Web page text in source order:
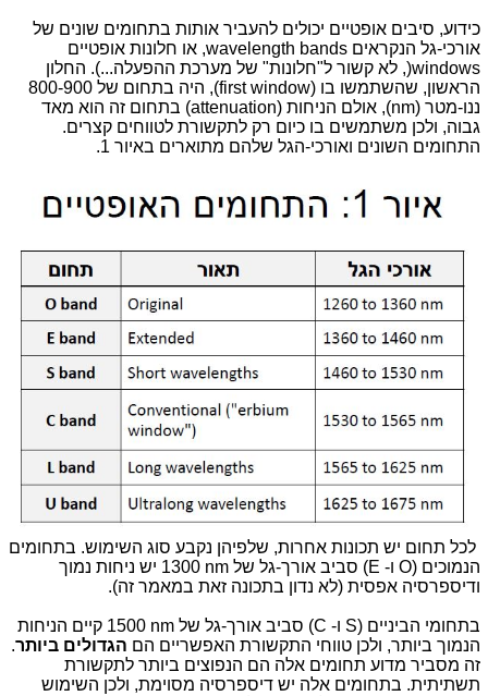
כידוע, סיבים אופטיים יכולים להעביר אותות בתחומים שונים של
אורכי-גל הנקראים wavelength bands, או חלונות אופטיים
windows
), לא קשור ל"חלונות" של מערכת ההפעלה...). החלון
הראשון, שהשתמשו בו (first window)
, היה בתחום של 800-900
ננו-מטר (nm), אולם הניחות (attenuation) בתחום זה הוא מאד
גבוה, ולכן משתמשים בו כיום רק לתקשורת לטווחים קצרים.
התחומים השונים ואורכי-הגל שלהם מתוארים באיור 1.
לכל תחום יש תכונות אחרות, שלפיהן נקבע סוג השימוש. בתחומים
הנמוכים (O ו- E) סביב אורך-גל של 1300 nm יש ניחות נמוך
ודיספרסיה אפסית (לא נדון בתכונה זאת במאמר זה).
בתחומי הביניים (S ו- C) סביב אורך-גל של 1500 nm קיים הניחות
הנמוך ביותר, ולכן טווחי התקשורת האפשריים הם הגדולים ביותר.
זה מסביר מדוע תחומים אלה הם הנפוצים ביותר לתקשורת
תשתיתית. בתחומים אלה יש דיספרסיה מסוימת, ולכן השימוש